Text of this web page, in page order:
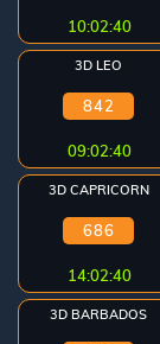
Promosi
Hubungi
Kami
Download
©
10:02:40
3D LEO
842
09:02:40
3D CAPRICORN
686
14:02:40
3D BARBADOS